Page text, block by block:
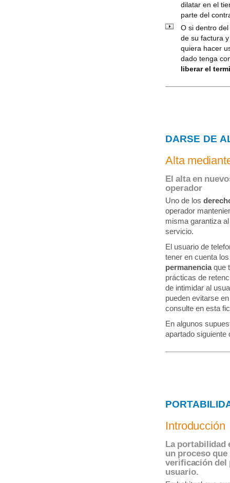
dilatar en el
parte del
O si dentro
de su factura
quiera hacer
dado tenga
liberar el
DARSE DE
Alta
El alta en
operador
Uno de los
operador
misma garantiza
servicio.
El usuario de
tener en cuenta
permanenciaque
prácticas de
de intimidar al
pueden evitarse
consulte en esta
En algunos
apartado
Introducción
La portabilidad
un proceso
verificación del
usuario.